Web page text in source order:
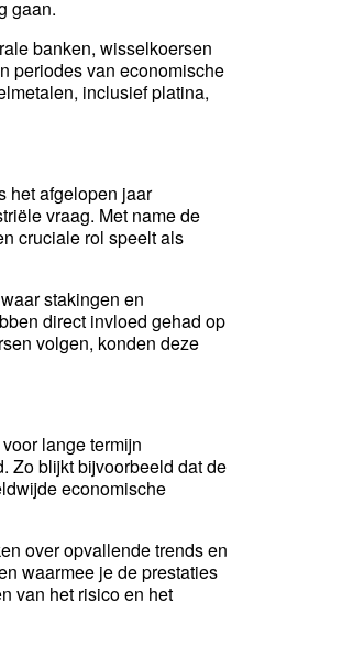
gaan.
banken, wisselkoersen
periodes van economische
inclusief platina,
het afgelopen jaar
vraag. Met name de
cruciale rol speelt als
stakingen en
direct invloed gehad op
volgen, konden deze
lange termijn
Zo blijkt bijvoorbeeld dat de
economische
over opvallende trends en
waarmee je de prestaties
van het risico en het